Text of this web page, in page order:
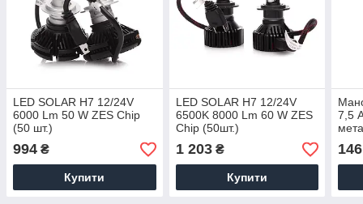
LED SOLAR H7 12/24V
6000 Lm 50 W ZES Chip
(50 шт.)
994 ₴
Купити
LED SOLAR H7 12/24V
6500K 8000 Lm 60 W ZES
Chip (50шт.)
1 203₴
Купити
7,5
146